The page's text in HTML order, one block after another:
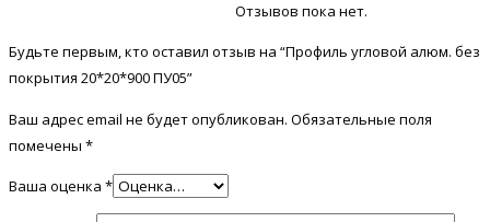
Отзывов пока нет.
Будьте первым, кто оставил отзыв на “Профиль угловой алюм. без
покрытия 20*20*900 ПУ05”
Ваш адрес email не будет опубликован. Обязательные поля
помечены *
Ваша оценка *